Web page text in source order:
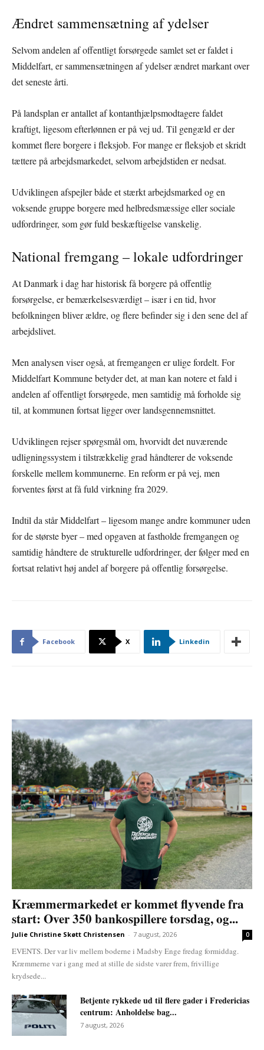
Ændret sammensætning af ydelser
Selvom andelen af offentligt forsørgede samlet set er faldet i
Middelfart, er sammensætningen af ydelser ændret markant over
det seneste årti.
På landsplan er antallet af kontanthjælpsmodtagere faldet
kraftigt, ligesom efterlønnen er på vej ud. Til gengæld er der
kommet flere borgere i fleksjob. For mange er fleksjob et skridt
tættere på arbejdsmarkedet, selvom arbejdstiden er nedsat.
Udviklingen afspejler både et stærkt arbejdsmarked og en
voksende gruppe borgere med helbredsmæssige eller sociale
udfordringer, som gør fuld beskæftigelse vanskelig.
National fremgang – lokale udfordringer
At Danmark i dag har historisk få borgere på offentlig
forsørgelse, er bemærkelsesværdigt – især i en tid, hvor
befolkningen bliver ældre, og flere befinder sig i den sene del af
arbejdslivet.
Men analysen viser også, at fremgangen er ulige fordelt. For
Middelfart Kommune betyder det, at man kan notere et fald i
andelen af offentligt forsørgede, men samtidig må forholde sig
til, at kommunen fortsat ligger over landsgennemsnittet.
Udviklingen rejser spørgsmål om, hvorvidt det nuværende
udligningssystem i tilstrækkelig grad håndterer de voksende
forskelle mellem kommunerne. En reform er på vej, men
forventes først at få fuld virkning fra 2029.
Indtil da står Middelfart – ligesom mange andre kommuner uden
for de største byer – med opgaven at fastholde fremgangen og
samtidig håndtere de strukturelle udfordringer, der følger med en
fortsat relativt høj andel af borgere på offentlig forsørgelse.
Facebook X Linkedin
Kræmmermarkedet er kommet flyvende fra
start: Over 350 bankospillere torsdag, og...
Julie Christine Skøtt Christensen - 7 august, 2026 0
EVENTS. Der var liv mellem boderne i Madsby Enge fredag formiddag.
Kræmmerne var i gang med at stille de sidste varer frem, frivillige
krydsede...
Betjente rykkede ud til flere gader i Fredericias
centrum: Anholdelse bag...
7 august, 2026